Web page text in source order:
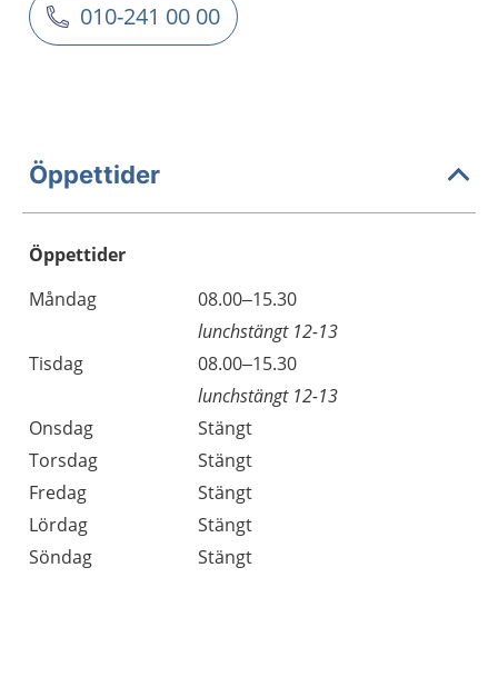
010-241 00 00
Öppettider
Öppettider
Dag
Öppettider
Kommentarer
Måndag
08.00–15.30
lunchstängt 12-13
Tisdag
08.00–15.30
lunchstängt 12-13
Onsdag
Stängt
Torsdag
Stängt
Fredag
Stängt
Lördag
Stängt
Söndag
Stängt